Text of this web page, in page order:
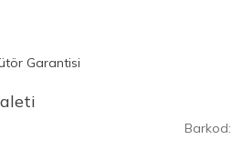
Garantisi
Barkod: